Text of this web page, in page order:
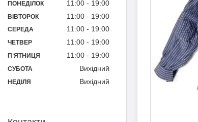
ПОНЕДІЛОК 11:00 19:00
ВІВТОРОК 11:00 19:00
СЕРЕДА 11:00 19:00
ЧЕТВЕР 11:00 19:00
ПʼЯТНИЦЯ 11:00 19:00
СУБОТА Вихідний
НЕДІЛЯ Вихідний